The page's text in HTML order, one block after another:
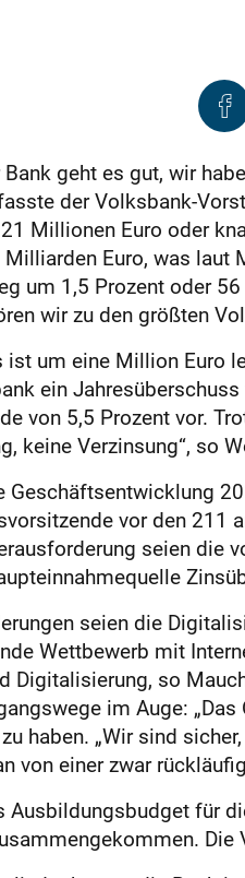
Bank geht es gut, wir
der Volksbank-
Millionen Euro oder
Euro, was laut
um 1,5 Prozent oder
wir zu den größten
ist um eine Million Euro
ein
von 5,5 Prozent vor.
keine Verzinsung“, so
Geschäftsentwicklung
vor den 211
seien die
seien die
Wettbewerb mit
Digitalisierung, so
im Auge:
haben. „Wir sind
von einer zwar
Ausbildungsbudget für